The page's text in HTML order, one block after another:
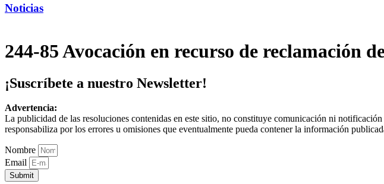
Noticias
244-85 Avocación en recurso de reclamación
¡Suscríbete a nuestro Newsletter!
Advertencia:
La publicidad de las resoluciones contenidas en este sitio, no constituye comunicación ni
responsabiliza por los errores u omisiones que eventualmente pueda contener la información
Nombre
Email
Submit